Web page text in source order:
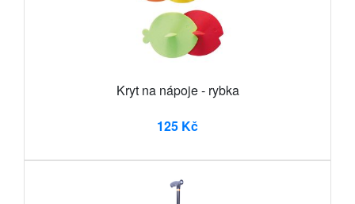
Kryt na nápoje - rybka
125 Kč